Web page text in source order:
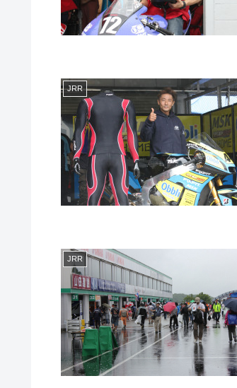
JRR
JRR